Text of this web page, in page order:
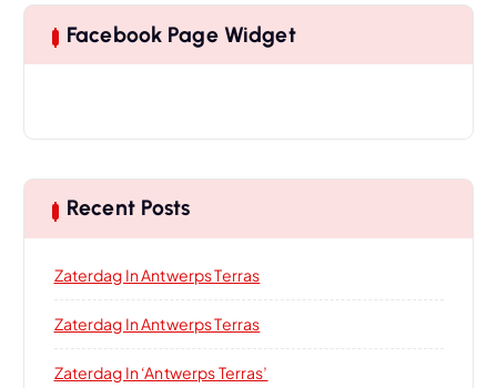
Facebook Page Widget
Recent Posts
Zaterdag In Antwerps Terras
Zaterdag In Antwerps Terras
Zaterdag In ‘Antwerps Terras’